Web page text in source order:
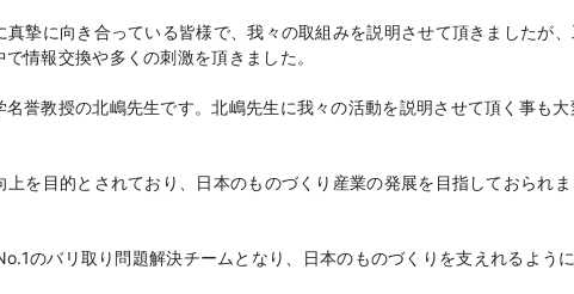
摯に向き合っている皆様で、我々の取組みを説明させて頂きましたが
情報交換や多くの刺激を頂きました。
誉教授の北嶋先生です。北嶋先生に我々の活動を説明させて頂く事も大
を目的とされており、日本のものづくり産業の発展を目指しておられま
のバリ取り問題解決チームとなり、日本のものづくりを支えれるよう